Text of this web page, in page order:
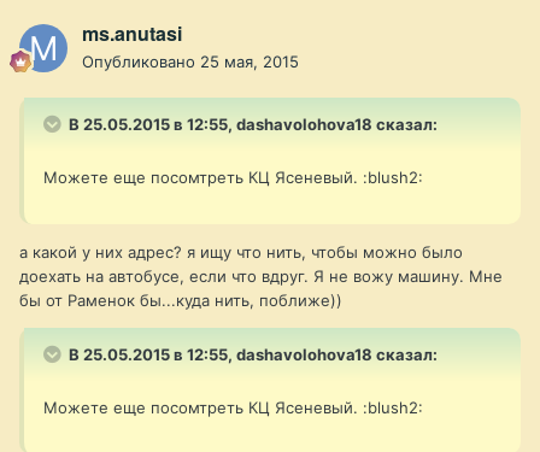
ms.anutasi
Опубликовано 25 мая, 2015
В 25.05.2015 в 12:55, dashavolohova18 сказал:
Можете еще посомтреть КЦ Ясеневый. :blush2:
а какой у них адрес? я ищу что нить, чтобы можно было
доехать на автобусе, если что вдруг. Я не вожу машину. Мне
бы от Раменок бы...куда нить, поближе))
В 25.05.2015 в 12:55, dashavolohova18 сказал:
Можете еще посомтреть КЦ Ясеневый. :blush2: